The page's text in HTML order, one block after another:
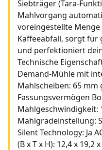
Siebträger (Tara-
Mahlvorgang
voreingestellte
Kaffeeabfall, sorgt für
und perfektioniert
Technische
Demand-Mühle mit
Mahlscheiben: 65 mm
Fassungsvermögen
Mahlgeschwindigkeit:
Mahlgradeinstellung:
Silent Technology: Ja
(B x T x H): 12,4 x 19,2